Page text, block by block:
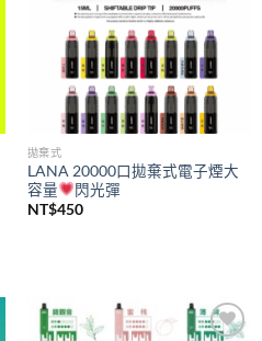
拋棄式
LANA 20000口拋棄式電子煙大
容量
閃光彈
NT$450